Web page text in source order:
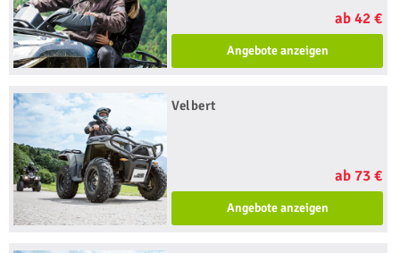
ab 42 €
Angebote anzeigen
Velbert
ab 73 €
Angebote anzeigen